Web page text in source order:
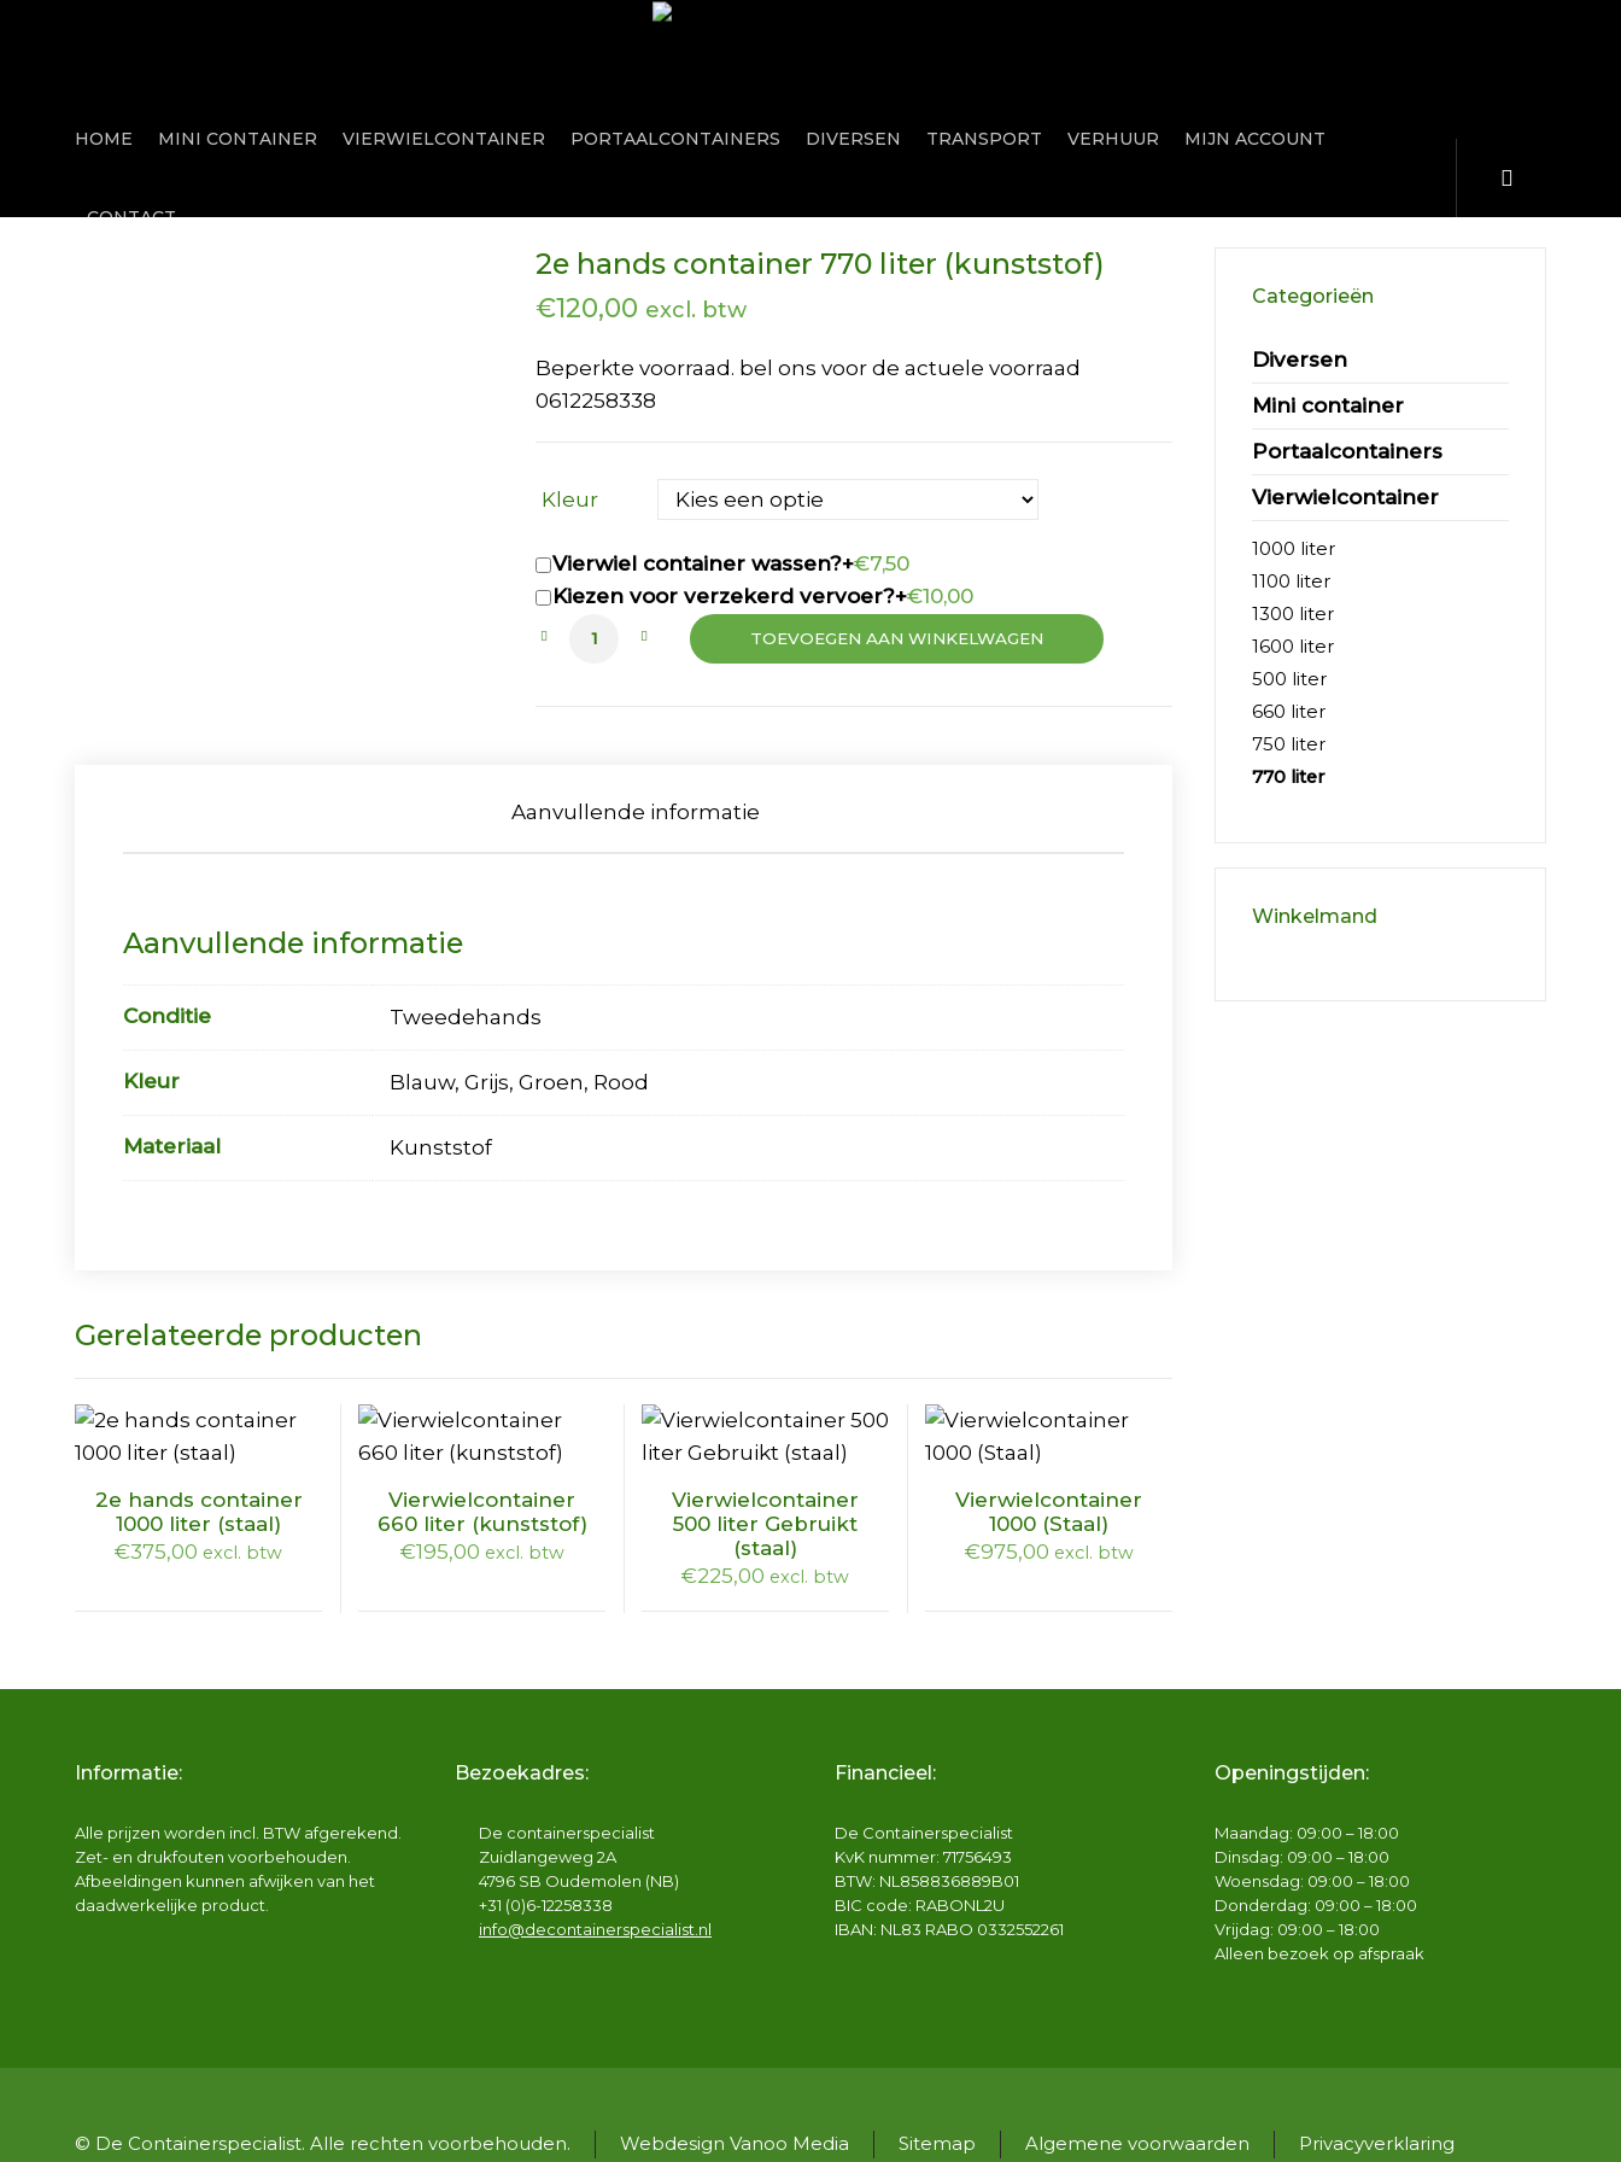
HOME MINI CONTAINER VIERWIELCONTAINER PORTAALCONTAINERS DIVERSEN TRANSPORT VERHUUR MIJN ACCOUNT
CONTACT
2e hands container 770 liter (kunststof)
€120,00 excl. btw
Beperkte voorraad. bel ons voor de actuele voorraad
0612258338
Kleur
Vierwiel container wassen?+€7,50
Kiezen voor verzekerd vervoer?+€10,00
2e hands container 770 liter (kunststof) aantal
TOEVOEGEN AAN WINKELWAGEN
Aanvullende informatie
Aanvullende informatie
Conditie Tweedehands
Kleur Blauw, Grijs, Groen, Rood
Materiaal Kunststof
Gerelateerde producten
2e hands container
1000 liter (staal)
€375,00 excl. btw
product
heeft
de
productpagina
Vierwielcontainer
660 liter (kunststof)
€195,00 excl. btw
Vierwielcontainer
500 liter Gebruikt
(staal)
€225,00 excl. btw
Vierwielcontainer
1000 (Staal)
€975,00 excl. btw
Categorieën
Diversen
Mini container
Portaalcontainers
Vierwielcontainer
1000 liter
1100 liter
1300 liter
1600 liter
500 liter
660 liter
750 liter
770 liter
Winkelmand
Informatie:
Alle prijzen worden incl. BTW afgerekend.
Zet- en drukfouten voorbehouden.
Afbeeldingen kunnen afwijken van het
daadwerkelijke product.
Bezoekadres:
De containerspecialist
Zuidlangeweg 2A
4796 SB Oudemolen (NB)
+31 (0)6-12258338
info@decontainerspecialist.nl
Financieel:
De Containerspecialist
KvK nummer: 71756493
BTW: NL858836889B01
BIC code: RABONL2U
IBAN: NL83 RABO 0332552261
Openingstijden:
Maandag: 09:00 – 18:00
Dinsdag: 09:00 – 18:00
Woensdag: 09:00 – 18:00
Donderdag: 09:00 – 18:00
Vrijdag: 09:00 – 18:00
Alleen bezoek op afspraak
© De Containerspecialist. Alle rechten voorbehouden. Webdesign Vanoo Media Sitemap Algemene voorwaarden Privacyverklaring